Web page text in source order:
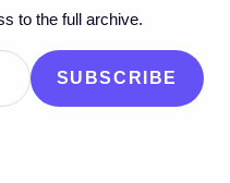
> Mashup Mashup:
–
to the full archive.
SUBSCRIBE